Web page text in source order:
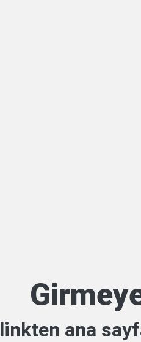
linkten ana